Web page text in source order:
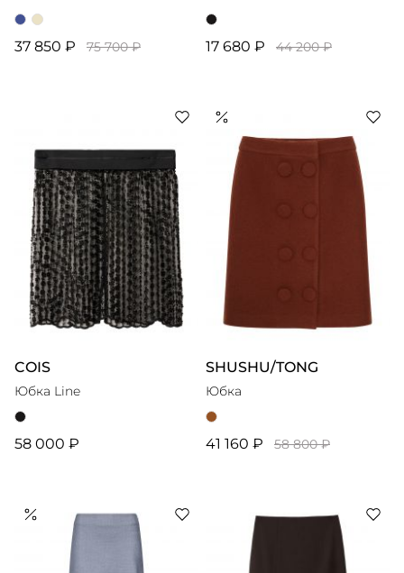
37 850 ₽ 75 700 ₽ 17 680 ₽ 44 200 ₽
COIS
Юбка Line
58 000 ₽
SHUSHU/TONG
Юбка
41 160 ₽ 58 800 ₽